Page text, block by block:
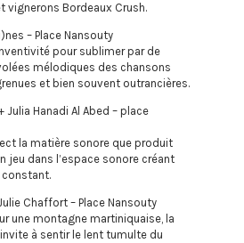
vignerons Bordeaux Crush.
– Place Nansouty
pour sublimer par de
mélodiques des chansons
et bien souvent outrancières.
Julia Hanadi Al Abed – place
la matière sonore que produit
jeu dans l’espace sonore créant
constant.
Chaffort – Place Nansouty
une montagne martiniquaise, la
à sentir le lent tumulte du